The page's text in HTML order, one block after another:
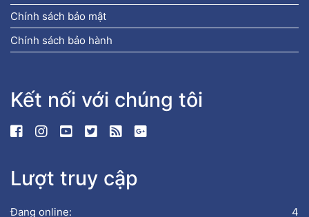
Chính sách bảo mật
Chính sách bảo hành
Kết nối với chúng tôi
Lượt truy cập
4
Đang online: